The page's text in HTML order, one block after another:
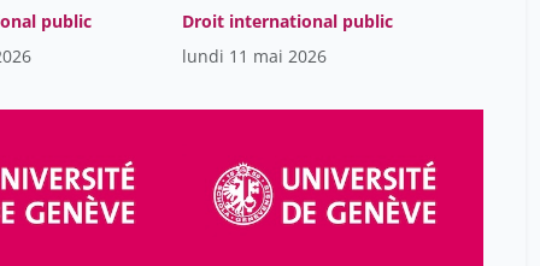
Cheterian Vicken
Christina Kitsos
Claude Barbier 13
Conta Danilo 3
public
Droit international public
lundi 11 mai 2026